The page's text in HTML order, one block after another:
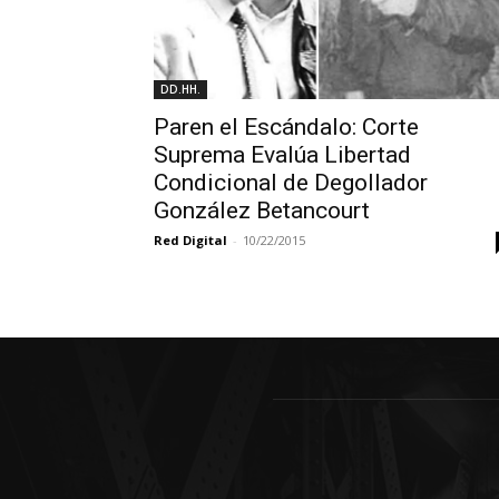
DD.HH.
Paren el Escándalo: Corte
Suprema Evalúa Libertad
Condicional de Degollador
González Betancourt
Red Digital - 10/22/2015